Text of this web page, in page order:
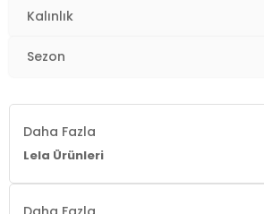
Yaş Grubu:
Kalınlık
Sezon
Daha Fazla
Lela Ürünleri